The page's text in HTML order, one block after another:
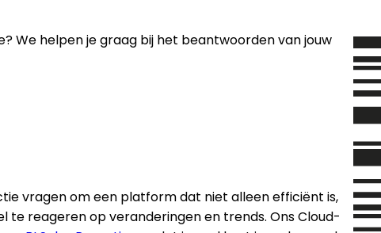
We helpen je graag bij het beantwoorden van jouw
vragen om een platform dat niet alleen efficiënt is,
reageren op veranderingen en trends. Ons Cloud-